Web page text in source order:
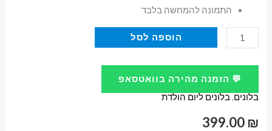
התמונה להמחשה בלבד
כמות
של
עיצוב
בלונים
ליום
הולדת
הוספה לסל
💬 הזמנה מהירה בוואטסאפ
בלונים,בלונים ליום הולדת
399.00 ₪